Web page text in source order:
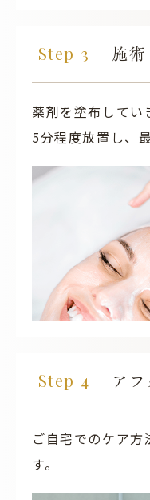
施術
薬剤を塗布してい
5分程度放置し、
ア
ご自宅でのケア方
す。